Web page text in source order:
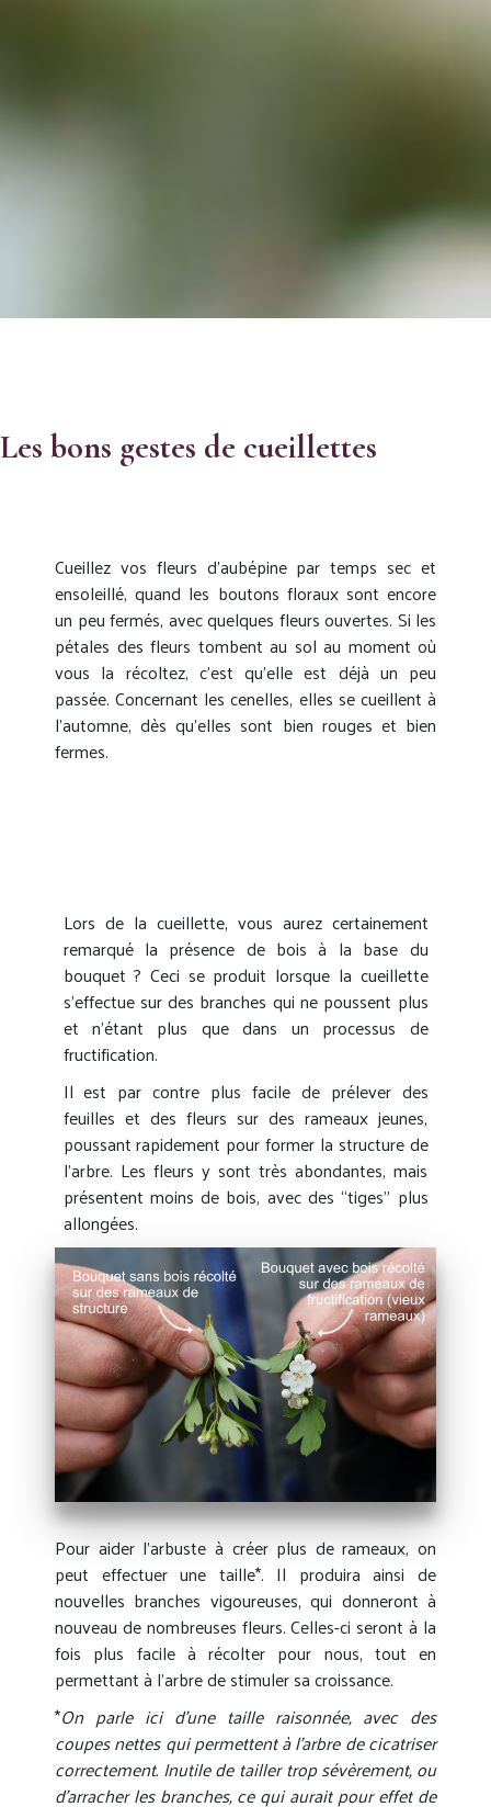
Les bons gestes de cueillettes
Cueillez vos fleurs d’aubépine par temps sec et
ensoleillé, quand les boutons floraux sont encore
un peu fermés, avec quelques fleurs ouvertes. Si les
pétales des fleurs tombent au sol au moment où
vous la récoltez, c’est qu’elle est déjà un peu
passée. Concernant les cenelles, elles se cueillent à
l’automne, dès qu’elles sont bien rouges et bien
fermes.
Lors de la cueillette, vous aurez certainement
remarqué la présence de bois à la base du
bouquet ? Ceci se produit lorsque la cueillette
s’effectue sur des branches qui ne poussent plus
et n’étant plus que dans un processus de
fructification.
Il est par contre plus facile de prélever des
feuilles et des fleurs sur des rameaux jeunes,
poussant rapidement pour former la structure de
l’arbre. Les fleurs y sont très abondantes, mais
présentent moins de bois, avec des “tiges” plus
allongées.
Pour aider l’arbuste à créer plus de rameaux, on
peut effectuer une taille*. Il produira ainsi de
nouvelles branches vigoureuses, qui donneront à
nouveau de nombreuses fleurs. Celles-ci seront à la
fois plus facile à récolter pour nous, tout en
permettant à l’arbre de stimuler sa croissance.
*On parle ici d’une taille raisonnée, avec des
coupes nettes qui permettent à l’arbre de cicatriser
correctement. Inutile de tailler trop sévèrement, ou
d’arracher les branches, ce qui aurait pour effet de